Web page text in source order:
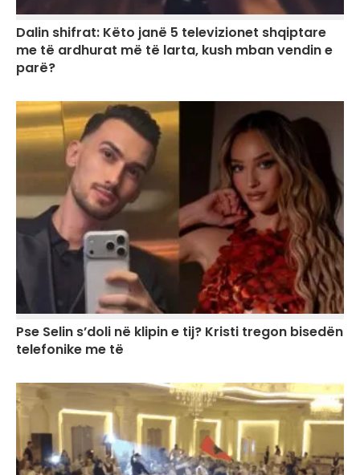
Dalin shifrat: Këto janë 5 televizionet shqiptare
me të ardhurat më të larta, kush mban vendin e
parë?
Pse Selin s’doli në klipin e tij? Kristi tregon bisedën
telefonike me të